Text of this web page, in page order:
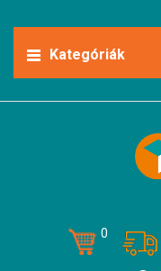
Kategóriák
0